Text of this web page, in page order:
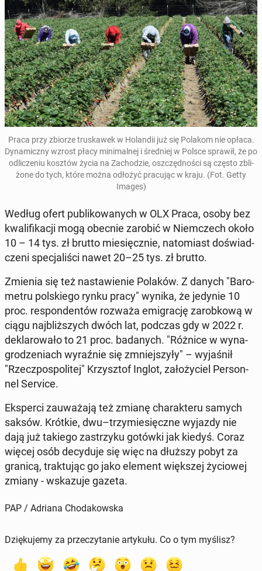
Praca przy zbiorze tru­ska­wek w Ho­lan­dii już się Polakom nie opłaca.
Dy­na­micz­ny wzrost płacy mi­ni­mal­nej i śred­niej w Polsce sprawił, że po
od­li­cze­niu kosztów życia na Za­cho­dzie, oszczęd­no­ści są często zbli­
żo­ne do tych, które można odłożyć pra­cu­jąc w kraju. (Fot. Getty
Images)
Według ofert pu­bli­ko­wa­nych w OLX Praca, osoby bez
kwa­li­fi­ka­cji mogą obecnie zarobić w Niem­czech około
10 – 14 tys. zł brutto mie­sięcz­nie, na­to­miast do­świad­
cze­ni spe­cja­li­ści nawet 20–25 tys. zł brutto.
Zmienia się też na­sta­wie­nie Polaków. Z danych "Ba­ro­
me­tru pol­skie­go rynku pracy" wynika, że jedynie 10
proc. re­spon­den­tów rozważa emi­gra­cję za­rob­ko­wą w
ciągu naj­bliż­szych dwóch lat, podczas gdy w 2022 r.
de­kla­ro­wa­ło to 21 proc. ba­da­nych. "Różnice w wy­na­
gro­dze­niach wy­raź­nie się zmniej­szy­ły" – wy­ja­śnił
"Rzecz­po­spo­li­tej" Krzysz­tof Inglot, za­ło­ży­ciel Per­son­
nel Service.
Eks­per­ci za­uwa­ża­ją też zmianę cha­rak­te­ru samych
saksów. Krótkie, dwu–trzy­mie­sięcz­ne wyjazdy nie
dają już takiego za­strzy­ku gotówki jak kiedyś. Coraz
więcej osób de­cy­du­je się więc na dłuższy pobyt za
granicą, trak­tu­jąc go jako element więk­szej ży­cio­wej
zmiany - wska­zu­je gazeta.
PAP / Adriana Chodakowska
Dziękujemy za przeczytanie artykułu. Co o tym myślisz?